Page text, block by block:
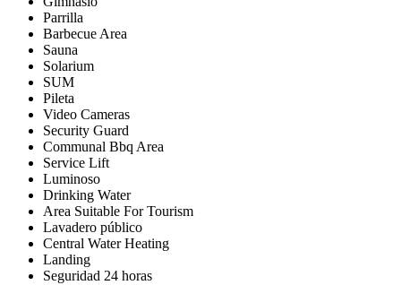
Parrilla
Barbecue Area
Sauna
Solarium
SUM
Pileta
Video Cameras
Security Guard
Communal Bbq Area
Service Lift
Luminoso
Drinking Water
Area Suitable For Tourism
Lavadero público
Central Water Heating
Landing
Seguridad 24 horas